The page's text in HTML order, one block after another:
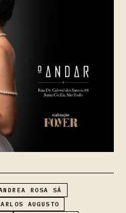
ROSA SÁ
AUGUSTO